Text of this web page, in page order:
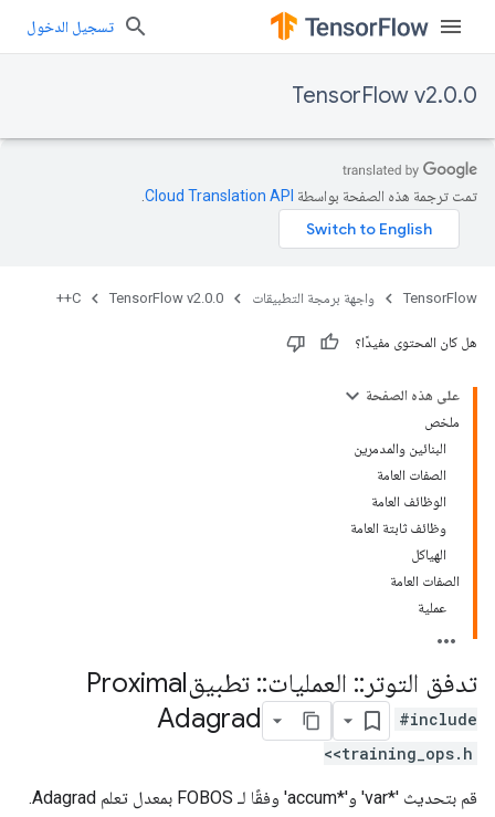
تسجيل الدخول
TensorFlow v2.0.0
تمت ترجمة هذه الصفحة بواسطة Cloud Translation API‏
TensorFlow واجهة برمجة التطبيقات TensorFlow v2.0.0
C++
هل كان المحتوى مفيدًا؟
على هذه الصفحة
ملخص
البنائين والمدمرين
الصفات العامة
الوظائف العامة
وظائف ثابتة العامة
الهياكل
الصفات العامة
عملية
تدفق التوتر :: العمليات:: تطبيقProximal
Adagrad
#include
<training_ops.h>
قم بتحديث '*var' و'*accum' وفقًا لـ FOBOS بمعدل تعلم Adagrad.